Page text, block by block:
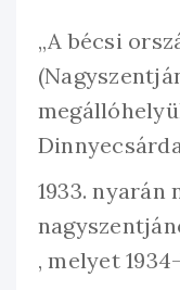
„A bécsi
1933. nyarán
, melyet